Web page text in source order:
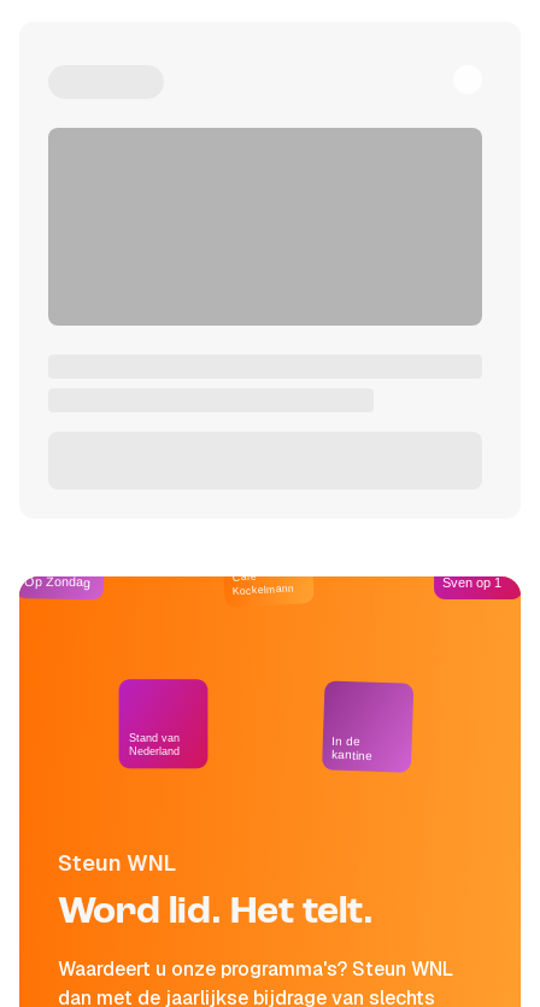
Steun WNL
Word lid. Het telt.
Waardeert u onze programma's? Steun WNL
dan met de jaarlijkse bijdrage van slechts
Op Zondag
Stand van
Nederland
Café
Kockelmann
In de
kantine
Sven op 1